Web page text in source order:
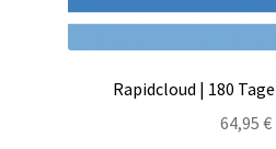
Rapidcloud | 180
64,95 €